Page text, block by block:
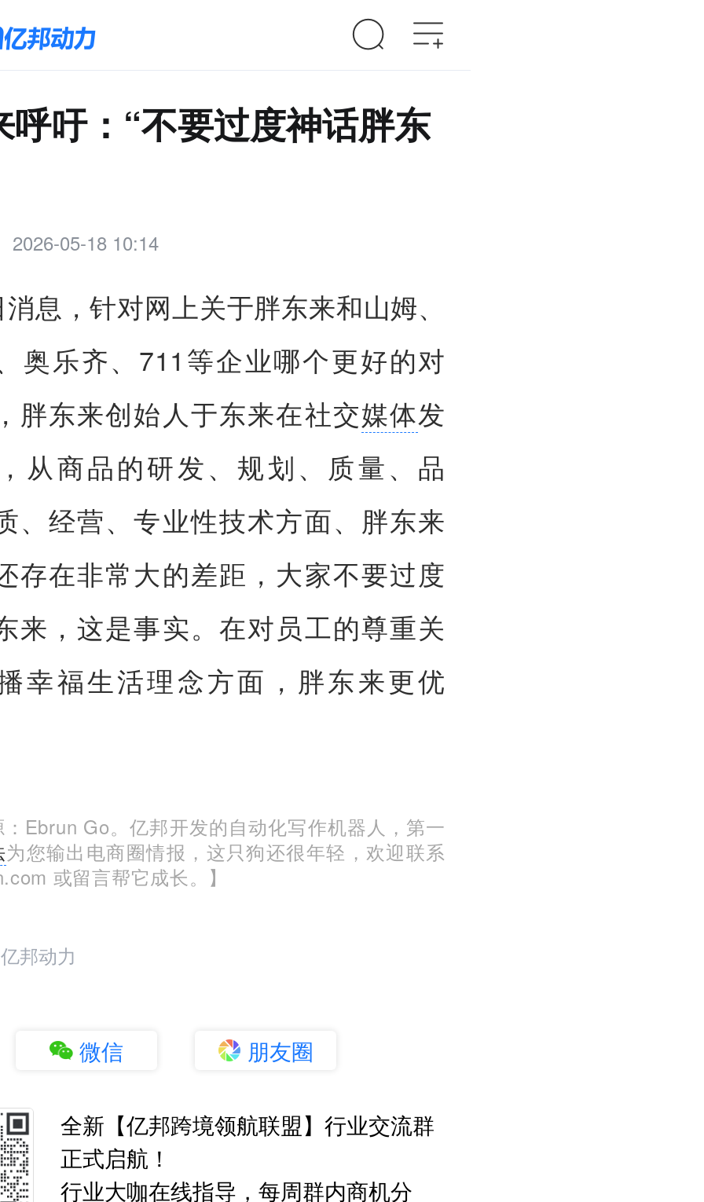
呼吁：“不要过度神话胖东
2026-05-18 10:14
息，针对网上关于胖东来和山姆、
奥乐齐、711等企业哪个更好的对
胖东来创始人于东来在社交媒体发
从商品的研发、规划、质量、品
、经营、专业性技术方面、胖东来
存在非常大的差距，大家不要过度
来，这是事实。在对员工的尊重关
幸福生活理念方面，胖东来更优
Ebrun Go。亿邦开发的自动化写作机器人，第一
为您输出电商圈情报，这只狗还很年轻，欢迎联系
或留言帮它成长。】
邦动力
微信 朋友圈
全新【亿邦跨境领航联盟】行业交流群
正式启航！
行业大咖在线指导，每周群内商机分